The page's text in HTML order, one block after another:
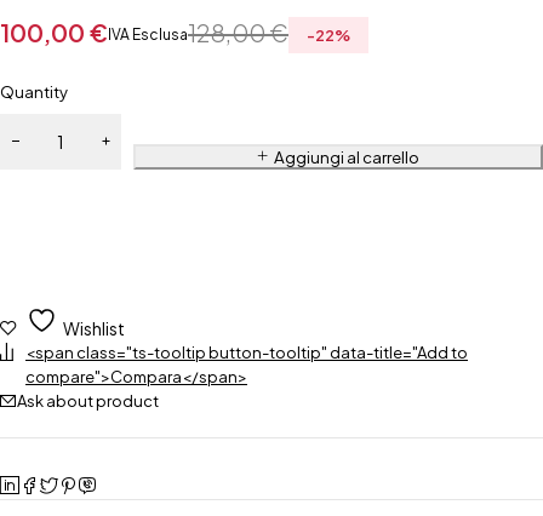
128,00€
100,00 € IVA Esclusa -22%
Quantity
Aggiungi al carrello
Wishlist
<span class="ts-tooltip button-tooltip" data-title="Add to
compare">Compara</span>
Ask about product